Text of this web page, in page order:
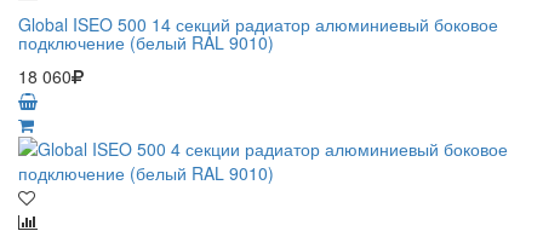
Global ISEO 500 14 секций радиатор алюминиевый боковое
подключение (белый RAL 9010)
18 060